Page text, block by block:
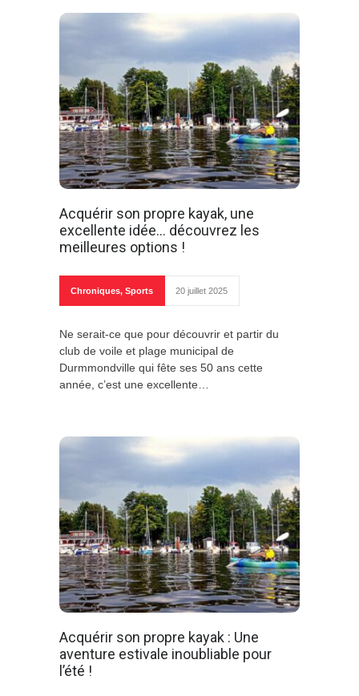
Acquérir son propre kayak, une
excellente idée… découvrez les
meilleures options !
Chroniques, Sports 20 juillet 2025
Ne serait-ce que pour découvrir et partir du
club de voile et plage municipal de
Durmmondville qui fête ses 50 ans cette
année, c’est une excellente…
Acquérir son propre kayak : Une
aventure estivale inoubliable pour
l’été !